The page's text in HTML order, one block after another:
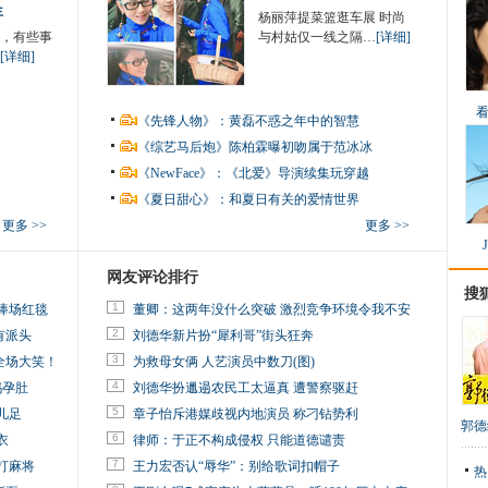
有些事
[详细]
更多 >>
杨丽萍提菜篮逛车展 时尚
与村姑仅一线之隔…[详细]
《先锋人物》：黄磊不惑之年中的智慧
《综艺马后炮》陈柏霖曝初吻属于范冰冰
《NewFace》：《北爱》导演续集玩穿越
《夏日甜心》：和夏日有关的爱情世界
更多 >>
场红毯
派头
大笑！
肚
足
麻将
网友评论排行
1 董卿：这两年没什么突破 激烈竞争环境令我不安
2 刘德华新片扮“犀利哥”街头狂奔
3 为救母女俩 人艺演员中数刀(图)
4 刘德华扮邋遢农民工太逼真 遭警察驱赶
5 章子怡斥港媒歧视内地演员 称刁钻势利
6 律师：于正不构成侵权 只能道德谴责
7 王力宏否认“辱华”：别给歌词扣帽子
搜
郭